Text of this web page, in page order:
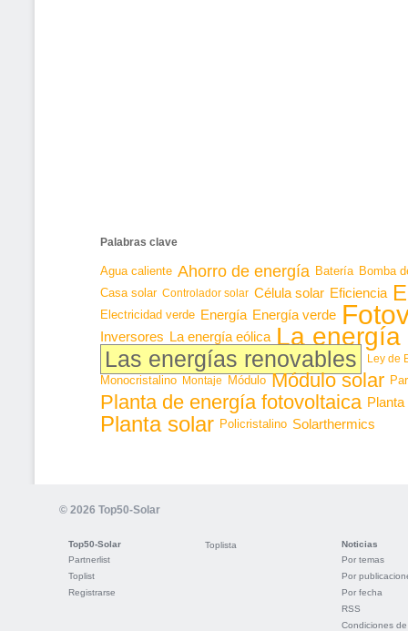
Palabras clave
Agua caliente Ahorro de energía Batería Bomba
Casa solar Controlador solar Célula solar Eficiencia
Electricidad verde Energía Energía verde
Inversores La energía eólica La energía
Las energías renovables Ley de
Monocristalino Montaje Módulo Módulo solar
Planta de energía fotovoltaica
Planta solar Policristalino Solarthermics
© 2026 Top50-Solar
Top50-Solar
Partnerlist
Toplist
Registrarse
Toplista
Noticias
Por temas
Por
Por fecha
RSS
Condiciones